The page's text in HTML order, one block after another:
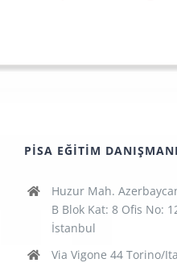
PISA EĞITIM
Huzur Mah.
B Blok Kat: 8 Ofis No:
İstanbul
Via Vigone 44 Torino/